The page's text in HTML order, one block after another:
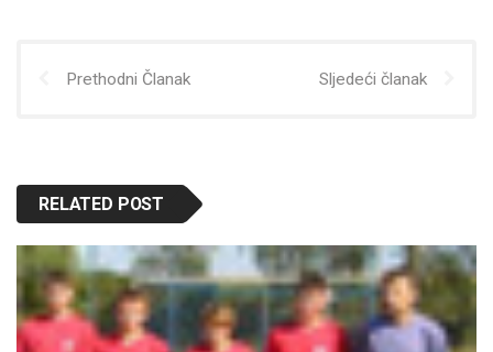
Prethodni Članak Sljedeći članak
RELATED POST